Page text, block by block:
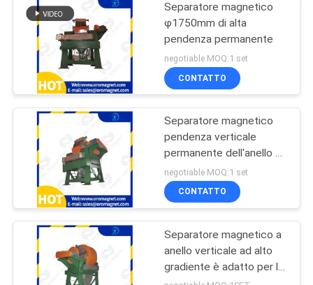
Separatore
magnetico bagnato
109
Separatore
magnetico
permanente
Separatore magnetico
φ1750mm di alta
pendenza permanente
negotiable MOQ:1 set
CONTATTO
Separatore magnetico
pendenza verticale
permanente dell'anello di
alta con il diametro
esterno 1.75m della
parte girevole
negotiable MOQ:1 set
CONTATTO
Separatore magnetico a
anello verticale ad alto
gradiente è adatto per la